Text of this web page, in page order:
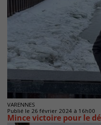
VARENNES
Publié le 26 février 2024 à 16h00
Mince victoire pour le